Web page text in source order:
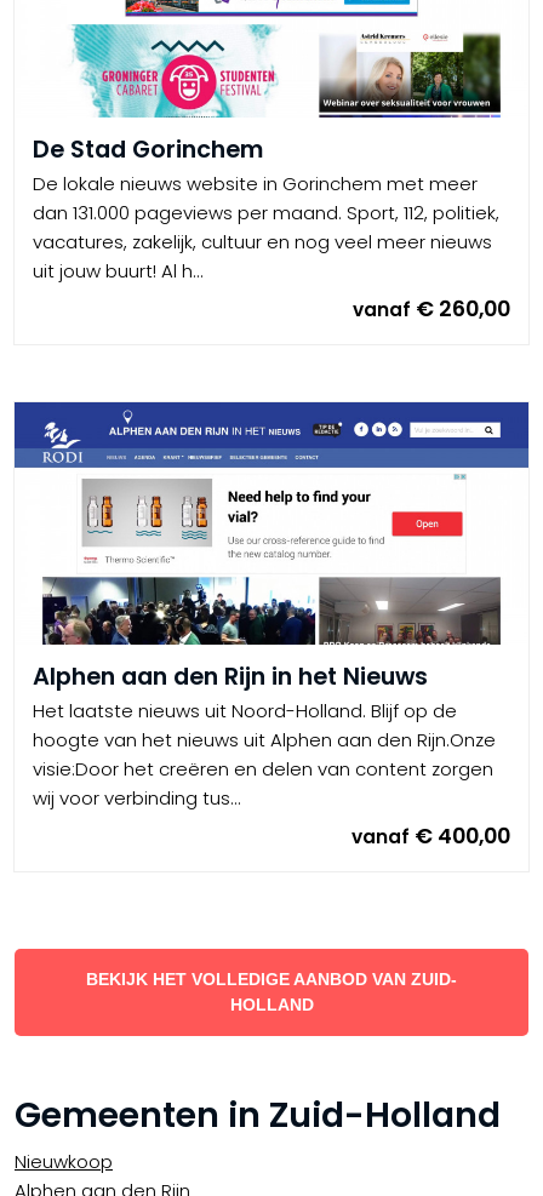
De Stad Gorinchem
De lokale nieuws website in Gorinchem met meer
dan 131.000 pageviews per maand. Sport, 112, politiek,
vacatures, zakelijk, cultuur en nog veel meer nieuws
uit jouw buurt! Al h...
vanaf € 260,00
Alphen aan den Rijn in het Nieuws
Het laatste nieuws uit Noord-Holland. Blijf op de
hoogte van het nieuws uit Alphen aan den Rijn.Onze
visie:Door het creëren en delen van content zorgen
wij voor verbinding tus...
vanaf € 400,00
BEKIJK HET VOLLEDIGE AANBOD VAN ZUID-
HOLLAND
Gemeenten in Zuid-Holland
Nieuwkoop
Alphen aan den Rijn